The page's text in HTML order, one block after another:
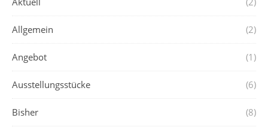
Allgemein (2)
Angebot (1)
Ausstellungsstücke (6)
Bisher (8)